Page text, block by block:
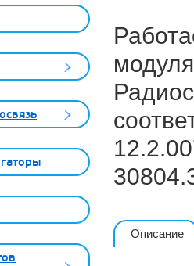
Описание